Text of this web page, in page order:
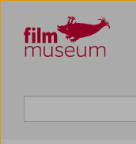
Zum Inhalt
Zum Hauptmenü
Zur Servicenavigation
Zum Suche